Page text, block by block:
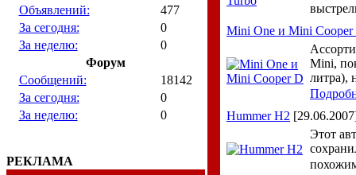
Объявлений:
477
За сегодня:
0
За неделю:
0
Форум
Сообщений:
18142
За сегодня:
0
За неделю:
0
РЕКЛАМА
Mini One и Mini Cooper
Mini,
литра),
Hummer H2
Этот